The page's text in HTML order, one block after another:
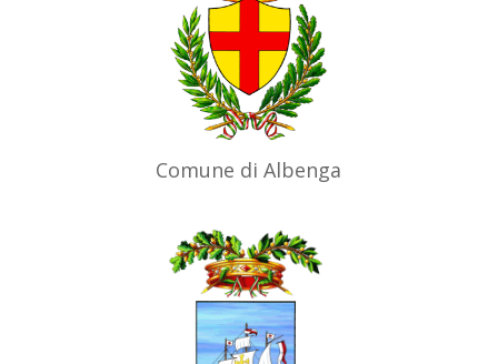
Comune di Albenga